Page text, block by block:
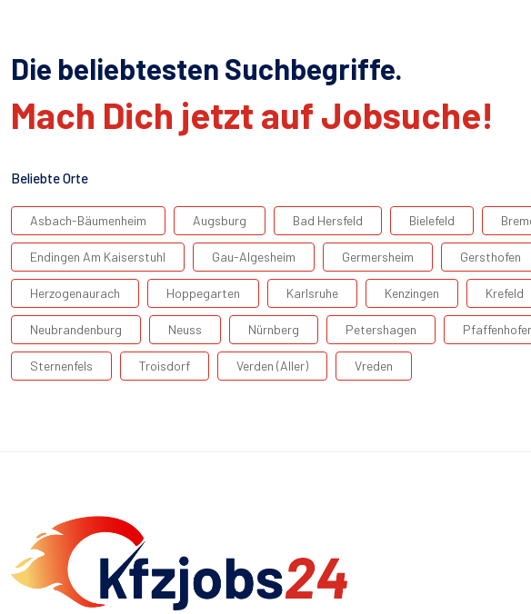
Die beliebtesten Suchbegriffe.
Mach Dich jetzt auf Jobsuche!
Beliebte Orte
Asbach-Bäumenheim Augsburg Bad Hersfeld Bielefeld
Endingen Am Kaiserstuhl Gau-Algesheim Germersheim Gersthofen
Herzogenaurach Hoppegarten Karlsruhe Kenzingen Krefeld
Neubrandenburg Neuss Nürnberg Petershagen
Sternenfels Troisdorf Verden (Aller) Vreden